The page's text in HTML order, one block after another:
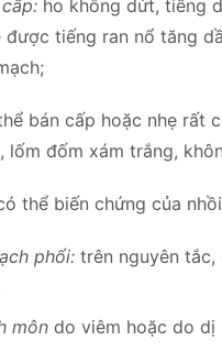
ho không dứt, tiếng
được tiếng ran nổ tăng
bán cấp hoặc nhẹ rất
lốm đốm xám trắng,
thể biến chứng của
phổi: trên nguyên
môn do viêm hoặc do dị